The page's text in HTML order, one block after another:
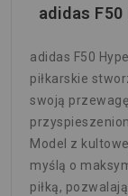
adidas
adidas F50
piłkarskie
swoją
Model z
myślą o
piłką,